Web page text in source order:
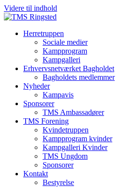
Videre til indhold
Herretruppen
Sociale medier
Kampprogram
Kampgalleri
Erhvervsnetværket Bagholdet
Bagholdets medlemmer
Nyheder
Kampavis
Sponsorer
TMS Ambassadører
TMS Forening
Kvindetruppen
Kampprogram kvinder
Kampgalleri Kvinder
TMS Ungdom
Sponsorer
Kontakt
Bestyrelse